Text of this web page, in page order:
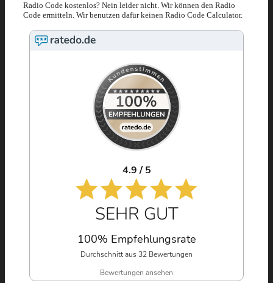
Radio Code kostenlos? Nein leider nicht. Wir können den Radio
Code ermitteln. Wir benutzen dafür keinen Radio Code Calculator.
4.9 / 5
SEHR GUT
100% Empfehlungsrate
Durchschnitt aus 32 Bewertungen
Bewertungen ansehen